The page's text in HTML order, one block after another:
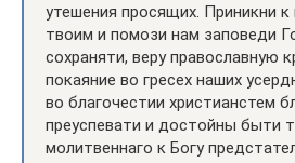
утешения просящих. Приникни
твоим и помози нам заповеди
сохраняти, веру православную
покаяние во гресех наших
во благочестии христианстем
преуспевати и достойны быти
молитвеннаго к Богу